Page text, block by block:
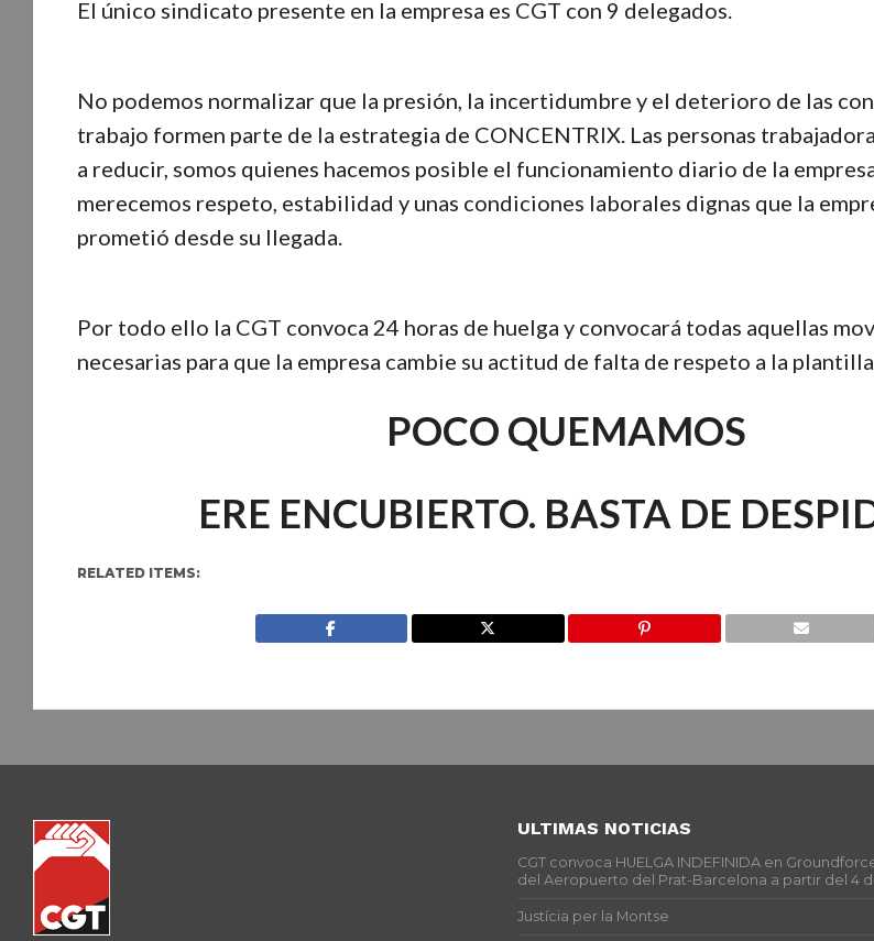
El único sindicato presente en la empresa es CGT con 9 delegados.
No podemos normalizar que la presión, la incertidumbre y el deterioro de las
trabajo formen parte de la estrategia de CONCENTRIX. Las personas
a reducir, somos quienes hacemos posible el funcionamiento diario de la
merecemos respeto, estabilidad y unas condiciones laborales dignas que la
prometió desde su llegada.
Por todo ello la CGT convoca 24 horas de huelga y convocará todas aquellas
necesarias para que la empresa cambie su actitud de falta de respeto a la
POCO QUEMAMOS
ERE ENCUBIERTO. BASTA DE
RELATED ITEMS:
ULTIMAS NOTICIAS
CGT convoca HUELGA INDEFINIDA en
del Aeropuerto del Prat-Barcelona a partir del 4
Justícia per la Montse